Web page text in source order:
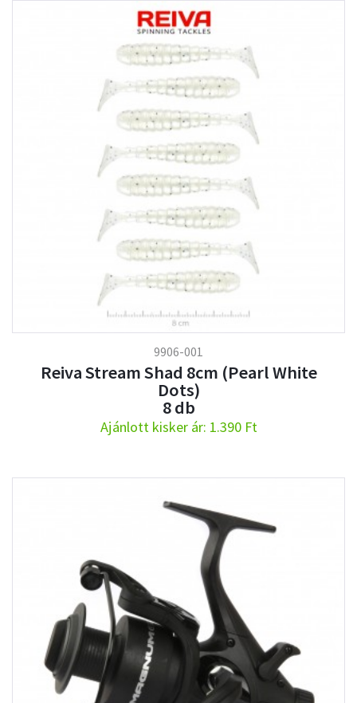
9906-001
Reiva Stream Shad 8cm (Pearl White
Dots)
8 db
Ajánlott kisker ár: 1.390 Ft